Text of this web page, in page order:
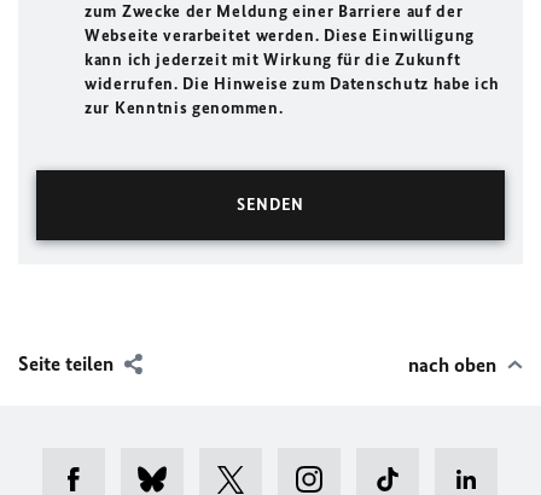
zum Zwecke der Meldung einer Barriere auf der
Webseite verarbeitet werden. Diese Einwilligung
kann ich jederzeit mit Wirkung für die Zukunft
widerrufen. Die Hinweise zum Datenschutz habe ich
zur Kenntnis genommen.
Seite teilen nach oben